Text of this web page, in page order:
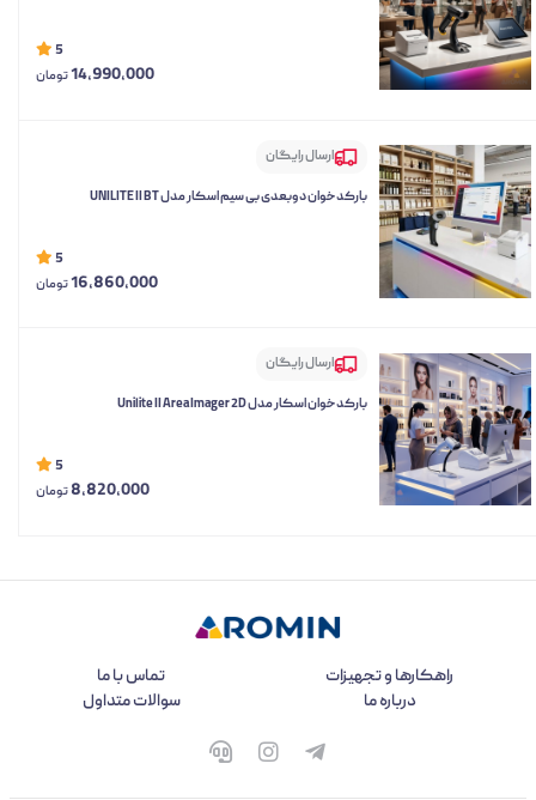
5
14,990,000تومان
ارسال رایگان
بارکدخوان دوبعدی بی سیم اسکار مدل UNILITE II BT
5
16,860,000تومان
ارسال رایگان
بارکدخوان اسکار مدل Unilite II Area Imager 2D
5
8,820,000تومان
راهکارها و تجهیزات
تماس با ما
درباره ما
سوالات متداول